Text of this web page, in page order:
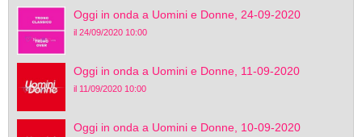
Oggi in onda a Uomini e Donne, 24-09-2020
il 24/09/2020 10:00
Oggi in onda a Uomini e Donne, 11-09-2020
il 11/09/2020 10:00
Oggi in onda a Uomini e Donne, 10-09-2020